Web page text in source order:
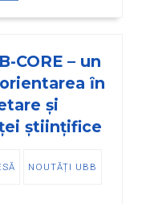
CORE – un
ȋn
și
științifice
NOUTĂȚI UBB